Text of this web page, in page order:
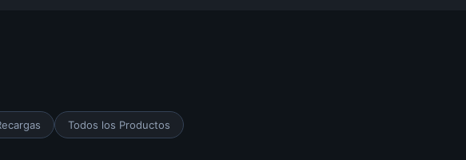
Todos los Productos